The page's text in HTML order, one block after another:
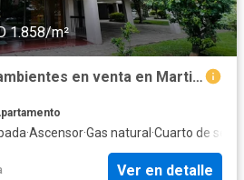
1.858/m²
Departamento de 4 ambientes en venta en Martinez
·Ascensor·Gas natural ·Cuarto de
Ver en detalle